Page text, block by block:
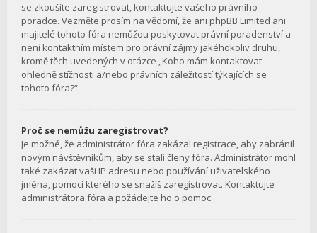
se zkoušíte zaregistrovat, kontaktujte vašeho právního
poradce. Vezměte prosím na vědomí, že ani phpBB Limited ani
majitelé tohoto fóra nemůžou poskytovat právní poradenství a
není kontaktním místem pro právní zájmy jakéhokoliv druhu,
kromě těch uvedených v otázce „Koho mám kontaktovat
ohledně stížnosti a/nebo právních záležitostí týkajících se
tohoto fóra?“.
Proč se nemůžu zaregistrovat?
Je možné, že administrátor fóra zakázal registrace, aby zabránil
novým návštěvníkům, aby se stali členy fóra. Administrátor mohl
také zakázat vaši IP adresu nebo používání uživatelského
jména, pomocí kterého se snažíš zaregistrovat. Kontaktujte
administrátora fóra a požádejte ho o pomoc.